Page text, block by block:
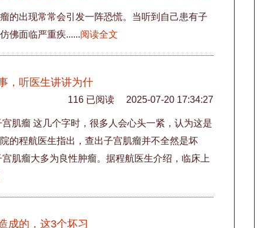
的出现常常会引发一阵恐慌。当听到自己患有子
佛面临严重疾......阅读全文
，听医生讲讲为什
116 已阅读 2025-07-20 17:34:27
肌瘤 这几个字时，很多人会心头一紧，认为这是
的程航医生指出，查出子宫肌瘤并不全然是坏
肌瘤大多为良性肿瘤。据程航医生介绍，临床上
成的，这3个坏习